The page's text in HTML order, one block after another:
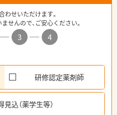
わせいただけます。
せんので、ご安心ください。
3
4
研修認定薬剤師
込（薬学生等）